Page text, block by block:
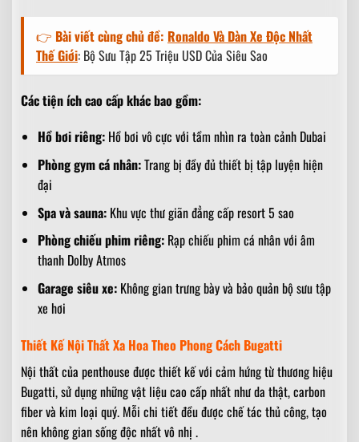
👉 Bài viết cùng chủ đề: Ronaldo Và Dàn Xe Độc Nhất
Thế Giới: Bộ Sưu Tập 25 Triệu USD Của Siêu Sao
Các tiện ích cao cấp khác bao gồm:
Hồ bơi riêng:Hồ bơi vô cực với tầm nhìn ra toàn cảnh Dubai
Phòng gym cá nhân:Trang bị đầy đủ thiết bị tập luyện hiện
đại
Spa và sauna:Khu vực thư giãn đẳng cấp resort 5 sao
Phòng chiếu phim riêng:Rạp chiếu phim cá nhân với âm
thanh Dolby Atmos
Garage siêu xe:Không gian trưng bày và bảo quản bộ sưu tập
xe hơi
Thiết Kế Nội Thất Xa Hoa Theo Phong Cách Bugatti
Nội thất của penthouse được thiết kế với cảm hứng từ thương hiệu
Bugatti, sử dụng những vật liệu cao cấp nhất như da thật, carbon
fiber và kim loại quý. Mỗi chi tiết đều được chế tác thủ công, tạo
nên không gian sống độc nhất vô nhị .